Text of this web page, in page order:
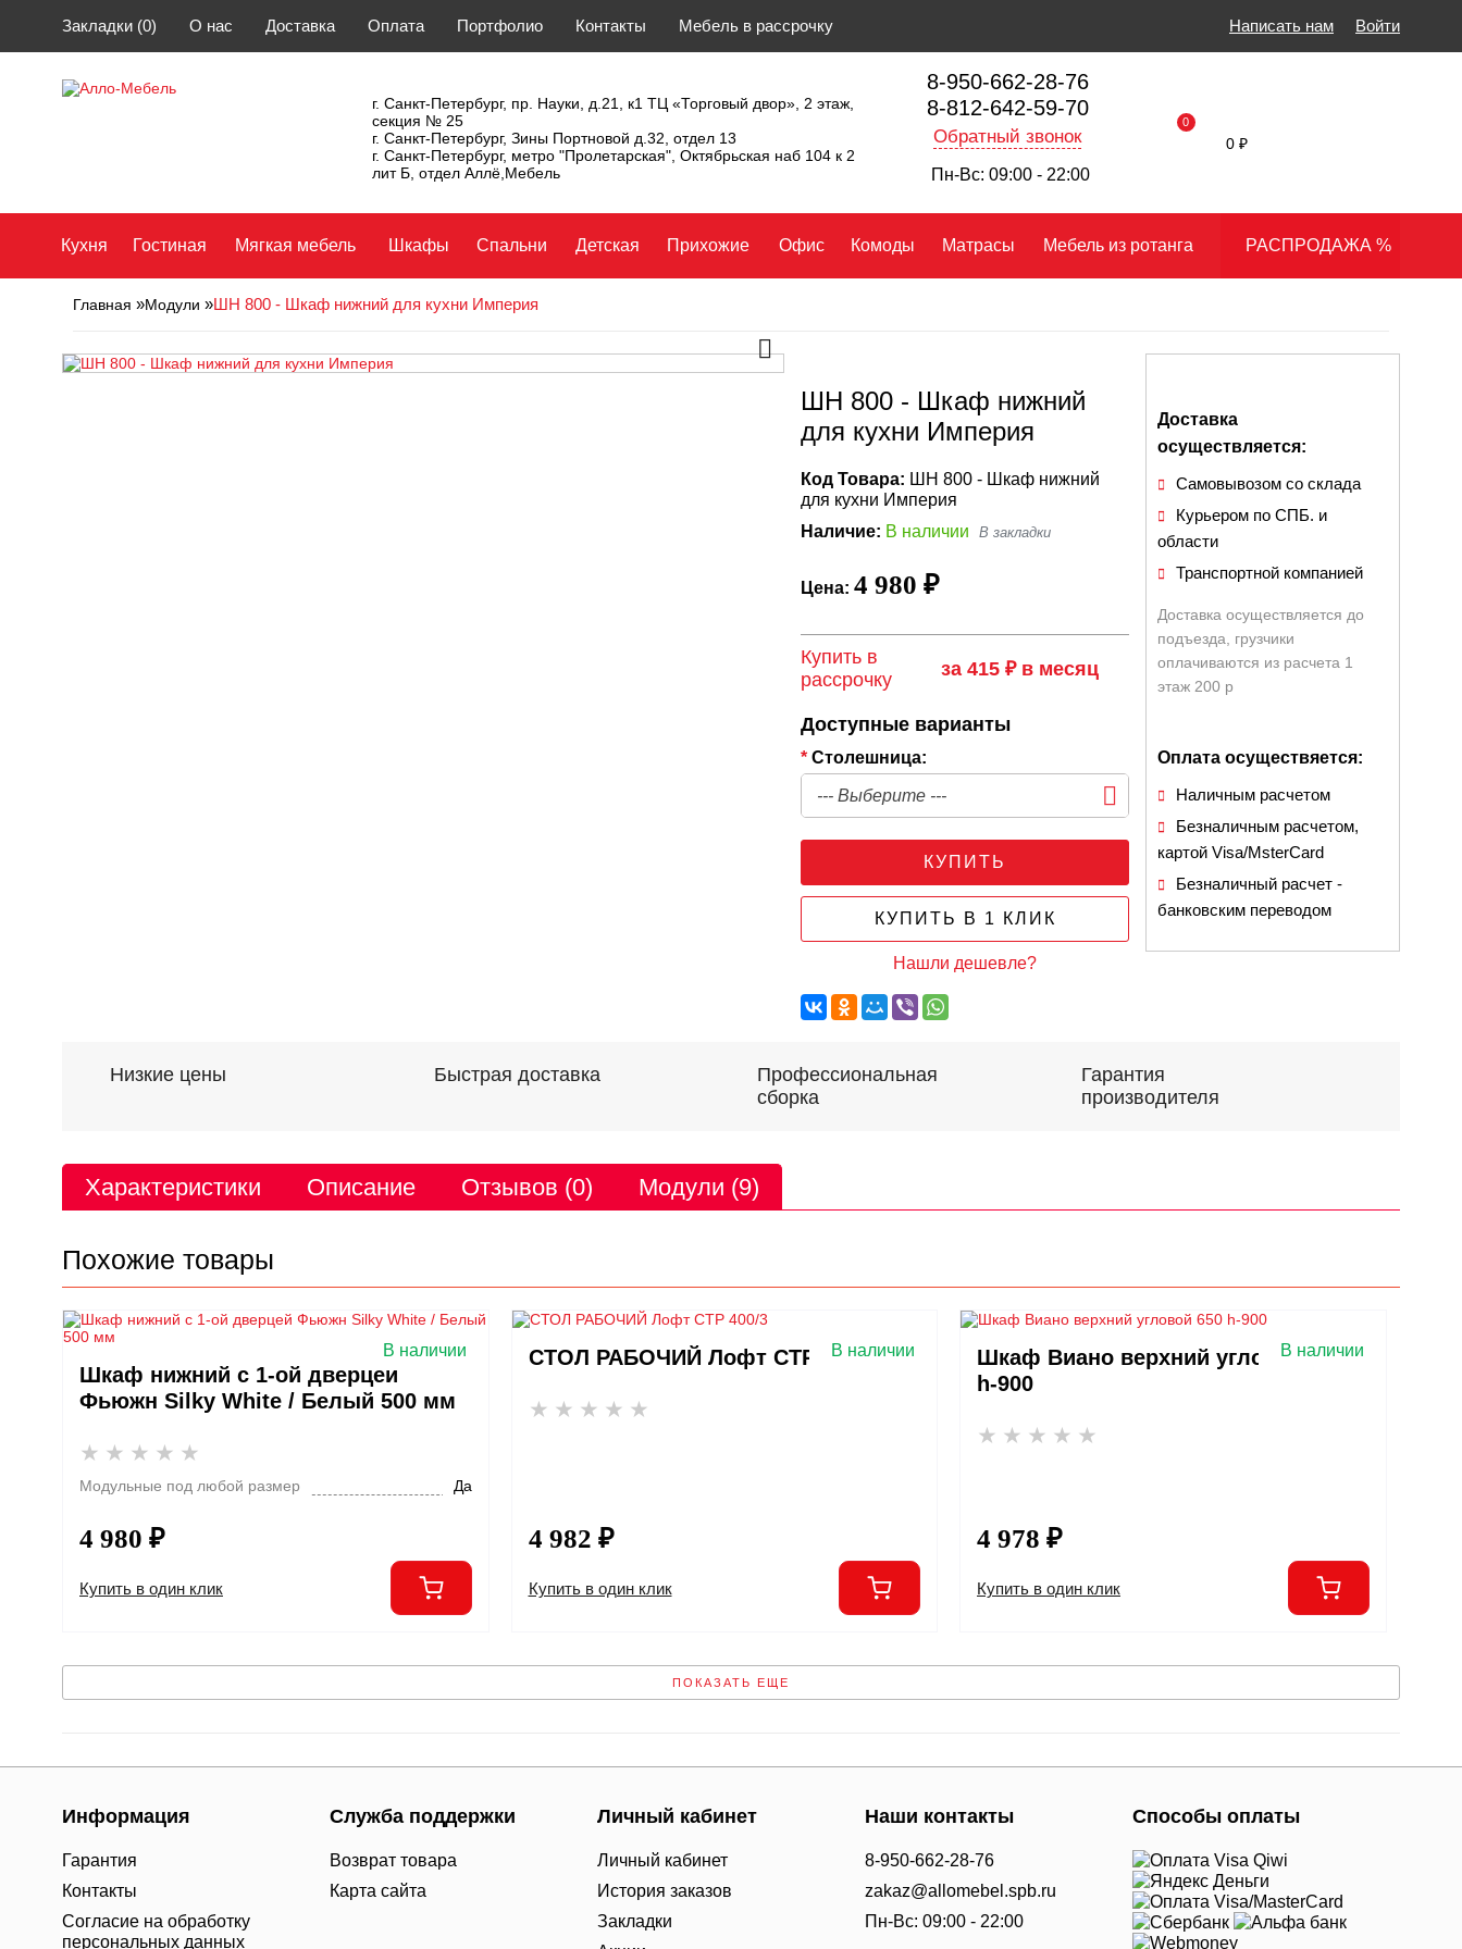
Закладки (0) О нас Доставка Оплата Портфолио Контакты Мебель в рассрочку Написать нам Войти
г. Санкт-Петербург, пр. Науки, д.21, к1 ТЦ «Торговый двор», 2 этаж,
секция № 25
г. Санкт-Петербург, Зины Портновой д.32, отдел 13
г. Санкт-Петербург, метро "Пролетарская", Октябрьская наб 104 к 2
лит Б, отдел Аллё,Мебель
8-950-662-28-76
8-812-642-59-70
Обратный звонок
Пн-Вс: 09:00 - 22:00
0
0 ₽
Кухня Гостиная Мягкая мебель Шкафы Спальни Детская Прихожие Офис Комоды Матрасы Мебель из ротанга РАСПРОДАЖА %
Главная »Модули »ШН 800 - Шкаф нижний для кухни Империя
ШН 800 - Шкаф нижний
для кухни Империя
Код Товара: ШН 800 - Шкаф нижний
для кухни Империя
Наличие: В наличии
Цена: 4 980 ₽
Купить в
рассрочку
за 415 ₽ в месяц
Доступные варианты
* Столешница:
КУПИТЬ
КУПИТЬ В 1 КЛИК
Нашли дешевле?
Доставка
осуществляется:
Самовывозом со склада
Курьером по СПБ. и
области
Транспортной компанией
Доставка осуществляется до
подъезда, грузчики
оплачиваются из расчета 1
этаж 200 р
Оплата осуществяется:
Наличным расчетом
Безналичным расчетом,
картой Visa/MsterCard
Безналичный расчет -
банковским переводом
Низкие цены Быстрая доставка
Профессиональная
сборка
Гарантия
производителя
Характеристики Описание Отзывов (0) Модули (9)
Похожие товары
В наличии
Шкаф нижний с 1-ой дверцей
Фьюжн Silky White / Белый 500 мм
Модульные под любой размер Да
4 980 ₽
Купить в один клик
В наличии
СТОЛ РАБОЧИЙ Лофт СТР 400/3
4 982 ₽
Купить в один клик
В наличии
Шкаф Виано верхний угловой 650
h-900
4 978 ₽
Купить в один клик
ПОКАЗАТЬ ЕЩЕ
Информация
Гарантия
Контакты
Согласие на обработку
персональных данных
Служба поддержки
Возврат товара
Карта сайта
Личный кабинет
Личный кабинет
История заказов
Закладки
Наши контакты
8-950-662-28-76
zakaz@allomebel.spb.ru
Пн-Вс: 09:00 - 22:00
Способы оплаты